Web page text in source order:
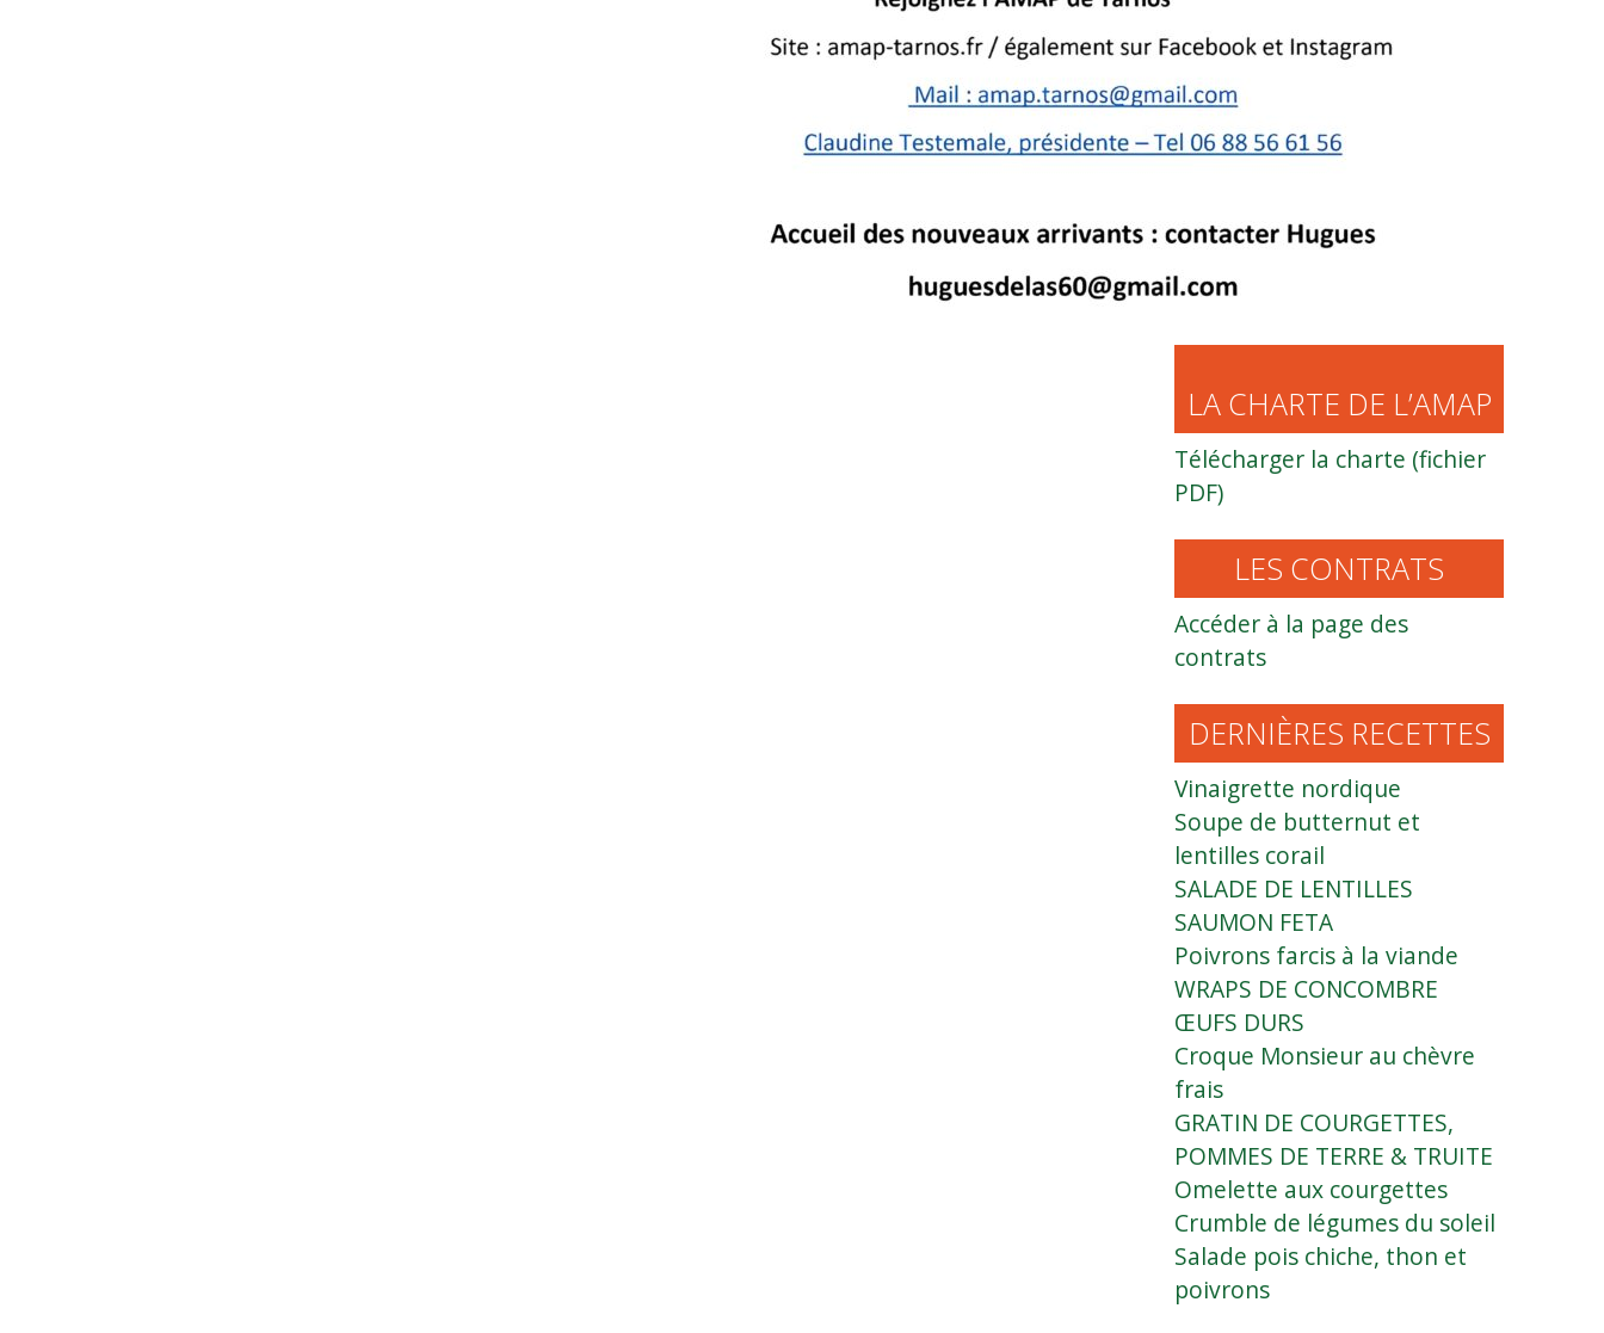
LA CHARTE DE L’AMAP
Télécharger la charte (fichier
PDF)
LES CONTRATS
Accéder à la page des
contrats
DERNIÈRES RECETTES
Vinaigrette nordique
Soupe de butternut et
lentilles corail
SALADE DE LENTILLES
SAUMON FETA
Poivrons farcis à la viande
WRAPS DE CONCOMBRE
ŒUFS DURS
Croque Monsieur au chèvre
frais
GRATIN DE COURGETTES,
POMMES DE TERRE & TRUITE
Omelette aux courgettes
Crumble de légumes du soleil
Salade pois chiche, thon et
poivrons